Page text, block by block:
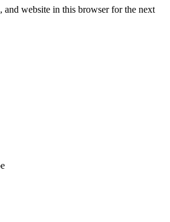
and website in this browser for the next